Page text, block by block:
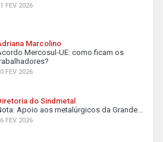
FEV 2026
Marcolino
Mercosul-UE: como ficam os
FEV 2026
do Sindmetal
Apoio aos metalúrgicos da Grande...
FEV 2026